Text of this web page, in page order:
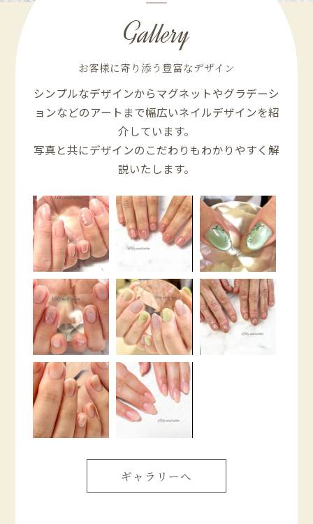
お客様に寄り添う豊富なデザイン
Gallery
シンプルなデザインからマグネットやグラデーシ
ョンなどのアートまで幅広いネイルデザインを紹
介しています。
写真と共にデザインのこだわりもわかりやすく解
説いたします。
ギャラリーへ